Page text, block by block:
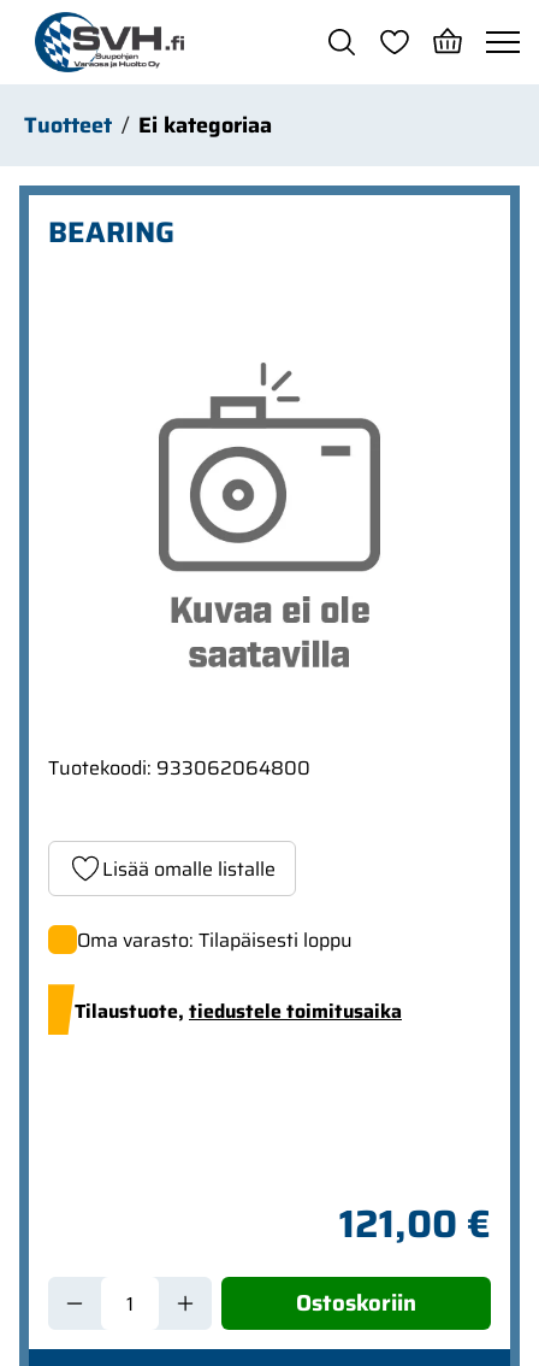
Siirry pääsisältöön
Tuotteet Ei kategoriaa
BEARING
Tuotekoodi: 933062064800
Lisää omalle listalle
Oma varasto: Tilapäisesti loppu
Tilaustuote, tiedustele toimitusaika
121,00 €
Ostoskoriin